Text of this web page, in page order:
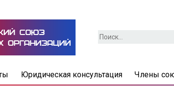
Найти:
Юридическая консультация Члены